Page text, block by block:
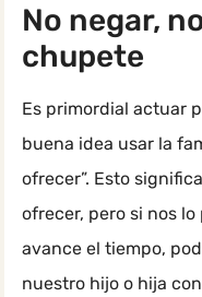
No negar,
chupete
Es primordial actuar
buena idea usar la
ofrecer”. Esto
ofrecer, pero si nos
avance el tiempo,
nuestro hijo o hija